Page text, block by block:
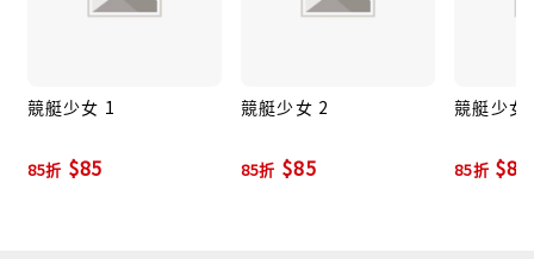
競艇少女 1
85折 $85
競艇少女 2
85折 $85
競艇少女
85折 $85